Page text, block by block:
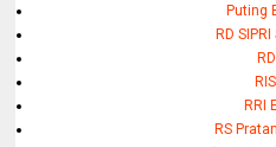
Puting
RD SIPRI
RRI
RS